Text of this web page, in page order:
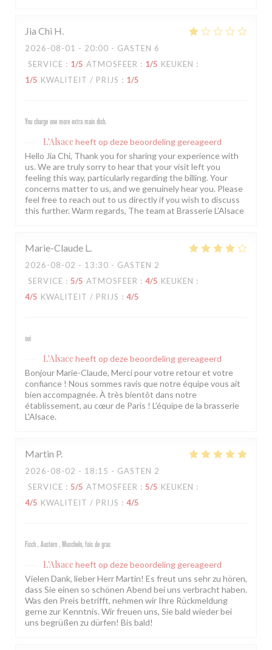
Jia Chi H
2026-08-01 - 20:00 - GASTEN 6
SERVICE : 1/5 ATMOSFEER : 1/5 KEUKEN :
1/5 KWALITEIT / PRIJS : 1/5
You charge one more extra main dish.
L'Alsace heeft op deze beoordeling gereageerd
Hello Jia Chi, Thank you for sharing your experience with
us. We are truly sorry to hear that your visit left you
feeling this way, particularly regarding the billing. Your
concerns matter to us, and we genuinely hear you. Please
feel free to reach out to us directly if you wish to discuss
this further. Warm regards, The team at Brasserie L'Alsace
Marie-Claude L
2026-08-02 - 13:30 - GASTEN 2
SERVICE : 5/5 ATMOSFEER : 4/5 KEUKEN :
4/5 KWALITEIT / PRIJS : 4/5
oui
L'Alsace heeft op deze beoordeling gereageerd
Bonjour Marie-Claude, Merci pour votre retour et votre
confiance ! Nous sommes ravis que notre équipe vous ait
bien accompagnée. À très bientôt dans notre
établissement, au cœur de Paris ! L'équipe de la brasserie
L'Alsace.
Martin P
2026-08-02 - 18:15 - GASTEN 2
SERVICE : 5/5 ATMOSFEER : 5/5 KEUKEN :
4/5 KWALITEIT / PRIJS : 4/5
Fisch , Austern , Muscheln, fois de gras
L'Alsace heeft op deze beoordeling gereageerd
Vielen Dank, lieber Herr Martin! Es freut uns sehr zu hören,
dass Sie einen so schönen Abend bei uns verbracht haben.
Was den Preis betrifft, nehmen wir Ihre Rückmeldung
gerne zur Kenntnis. Wir freuen uns, Sie bald wieder bei
uns begrüßen zu dürfen! Bis bald!